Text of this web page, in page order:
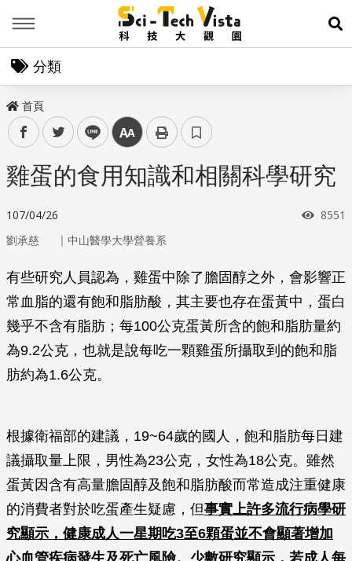
展
分類
首頁
facebooktwitter line 中
雞蛋的食用知識和相關科學研究
107/04/26 瀏覽
8551
劉承慈 ｜ 中山醫學大學營養系
有些研究人員認為，雞蛋中除了膽固醇之外，會影響正
常血脂的還有飽和脂肪酸，其主要也存在蛋黃中，蛋白
幾乎不含有脂肪；每100公克蛋黃所含的飽和脂肪量約
為9.2公克，也就是說每吃一顆雞蛋所攝取到的飽和脂
肪約為1.6公克。
根據衛福部的建議，19~64歲的國人，飽和脂肪每日建
議攝取量上限，男性為23公克，女性為18公克。雖然
蛋黃因含有高量膽固醇及飽和脂肪酸而常造成注重健康
的消費者對於吃蛋產生疑慮，但事實上許多流行病學研
究顯示，健康成人一星期吃3至6顆蛋並不會顯著增加
心血管疾病發生及死亡風險。少數研究顯示，若成人每